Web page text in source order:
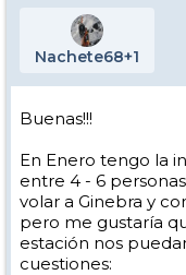
Nachete68+1
Buenas!!!
En Enero tengo la
entre 4 - 6
volar a Ginebra y
pero me gustaría
estación nos
cuestiones: